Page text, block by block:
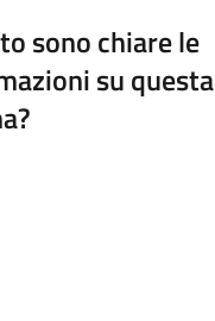
sono chiare le
su questa